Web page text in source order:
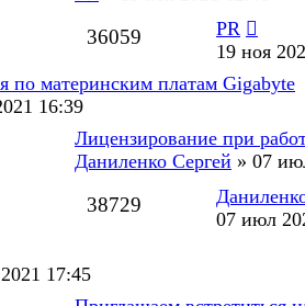
36059
PR
19 ноя
по материнским платам Gigabyte
16:39
Лицензирование при
Даниленко Сергей » 07
38729
07 июл
17:45